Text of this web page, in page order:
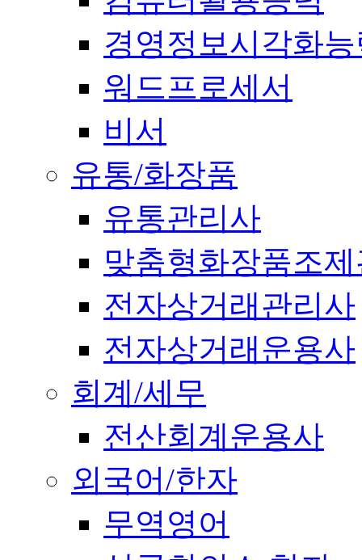
경영정보시각화
워드프로세서
비서
유통/화장품
유통관리사
맞춤형화장품조
전자상거래관리사
전자상거래운용사
회계/세무
전산회계운용사
외국어/한자
무역영어